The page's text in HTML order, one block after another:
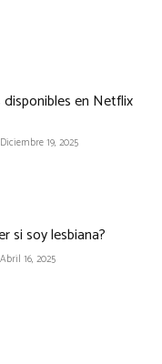
disponibles en Netflix
Diciembre 19, 2025
si soy lesbiana?
Abril 16, 2025